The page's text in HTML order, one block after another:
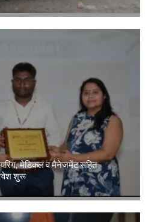
मेडिकल व मैनेजमेंट सहित
शुरू